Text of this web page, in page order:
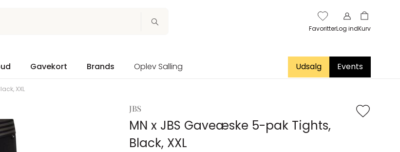
FavoritterLog indKurv
Gavekort Brands Oplev Salling Udsalg Events
XXL
JBS
MN x JBS Gaveæske 5-pak Tights,
Black, XXL